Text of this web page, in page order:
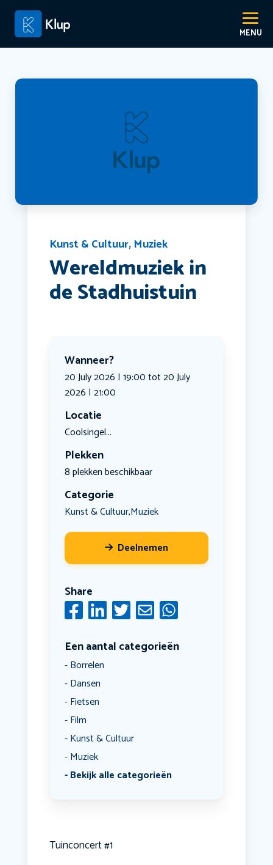
Kunst & Cultuur, Muziek
Wereldmuziek in
de Stadhuistuin
Wanneer?
20 July 2026 | 19:00 tot 20 July
2026 | 21:00
Locatie
Coolsingel...
Plekken
8 plekken beschikbaar
Categorie
Kunst & Cultuur,Muziek
Deelnemen
Share
Een aantal categorieën
Borrelen
Dansen
Fietsen
Film
Kunst & Cultuur
Muziek
Bekijk alle categorieën
Tuinconcert #1